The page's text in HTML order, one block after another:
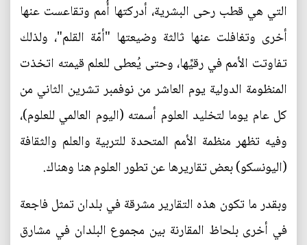
التي هي قطب رحى البشرية، أدركتها أُمم وتقاعست عنها
أخرى وتغافلت عنها ثالثة وضيعتها "أمّة القلم"، ولذلك
تفاوتت الأمم في رقيِّها، وحتى يُعطى للعلم قيمته اتخذت
المنظومة الدولية يوم العاشر من نوفمبر تشرين الثاني من
كل عام يوما لتخليد العلوم أسمته (اليوم العالمي للعلوم)،
وفيه تظهر منظمة الأمم المتحدة للتربية والعلم والثقافة
(اليونسكو) بعض تقاريرها عن تطور العلوم هنا وهناك.
وبقدر ما تكون هذه التقارير مشرقة في بلدان تمثل فاجعة
في أخرى بلحاظ المقارنة بين مجموع البلدان في مشارق